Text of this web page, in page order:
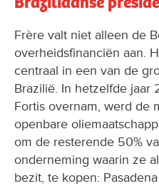
Frère valt niet alleen de
overheidsfinanciën aan.
centraal in een van de
Brazilië. In hetzelfde jaar
Fortis overnam, werd de
openbare
om de resterende 50%
onderneming waarin ze
bezit, te kopen: